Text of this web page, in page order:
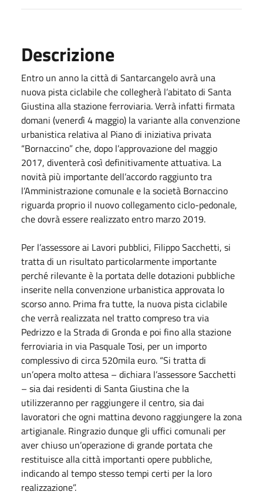
Descrizione
Entro un anno la città di Santarcangelo avrà una
nuova pista ciclabile che collegherà l’abitato di Santa
Giustina alla stazione ferroviaria. Verrà infatti firmata
domani (venerdì 4 maggio) la variante alla convenzione
urbanistica relativa al Piano di iniziativa privata
“Bornaccino” che, dopo l’approvazione del maggio
2017, diventerà così definitivamente attuativa. La
novità più importante dell’accordo raggiunto tra
l’Amministrazione comunale e la società Bornaccino
riguarda proprio il nuovo collegamento ciclo-pedonale,
che dovrà essere realizzato entro marzo 2019.
Per l’assessore ai Lavori pubblici, Filippo Sacchetti, si
tratta di un risultato particolarmente importante
perché rilevante è la portata delle dotazioni pubbliche
inserite nella convenzione urbanistica approvata lo
scorso anno. Prima fra tutte, la nuova pista ciclabile
che verrà realizzata nel tratto compreso tra via
Pedrizzo e la Strada di Gronda e poi fino alla stazione
ferroviaria in via Pasquale Tosi, per un importo
complessivo di circa 520mila euro. “Si tratta di
un’opera molto attesa – dichiara l’assessore Sacchetti
– sia dai residenti di Santa Giustina che la
utilizzeranno per raggiungere il centro, sia dai
lavoratori che ogni mattina devono raggiungere la zona
artigianale. Ringrazio dunque gli uffici comunali per
aver chiuso un’operazione di grande portata che
restituisce alla città importanti opere pubbliche,
indicando al tempo stesso tempi certi per la loro
realizzazione”.